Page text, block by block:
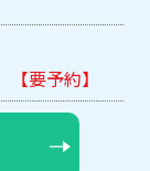
【要予約】